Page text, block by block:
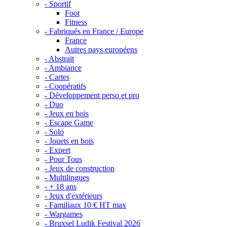
- Sportif
Foot
Fitness
- Fabriqués en France / Europe
France
Autres pays européens
- Abstrait
- Ambiance
- Cartes
- Coopératifs
- Développement perso et pro
- Duo
- Jeux en bois
- Escape Game
- Solo
- Jouets en bois
- Expert
- Pour Tous
- Jeux de construction
- Multilingues
- + 18 ans
- Jeux d'extérieurs
- Familiaux 10 € HT max
- Wargames
- Bruxsel Ludik Festival 2026